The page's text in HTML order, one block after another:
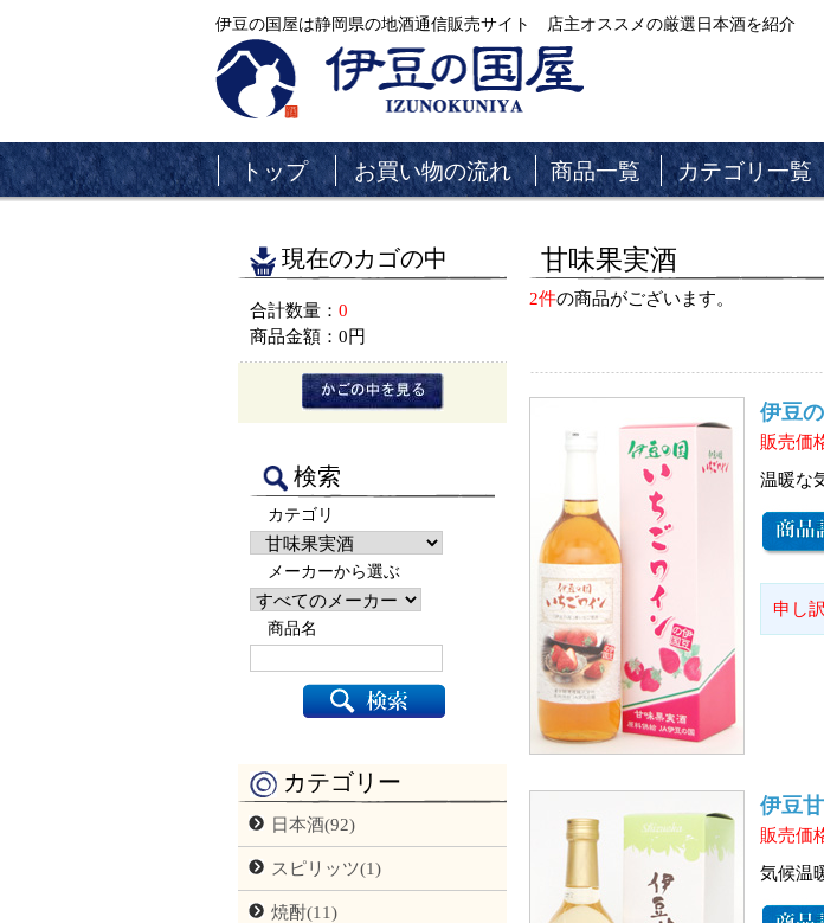
伊豆の国屋は静岡県の地酒通信販売サイト 店主オススメの厳選日本酒を紹介
トップ お買い物の流れ 商品一覧 カテゴリ一覧
現在のカゴの中
合計数量： 0
商品金額： 0円
検索
カテゴリ
メーカーから選ぶ
商品名
カテゴリー
日本酒(92)
スピリッツ(1)
焼酎(11)
甘味果実酒
2件の商品がございます。
伊豆
販売価
温暖な
申し
伊豆
販売価
気候温